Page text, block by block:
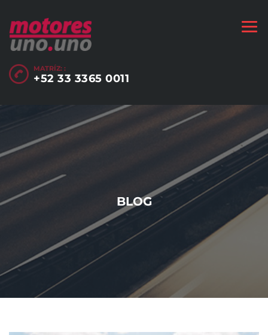
MATRÍZ: :
+52 33 3365 0011
BLOG